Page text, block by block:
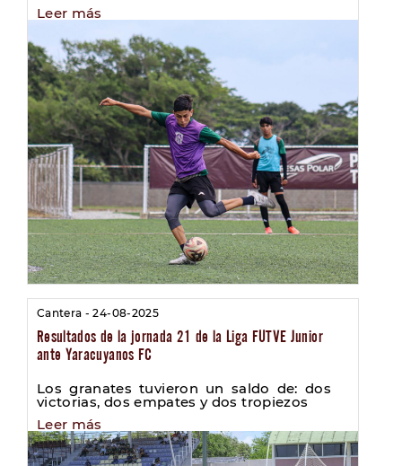
Leer más
Cantera - 24-08-2025
Resultados de la jornada 21 de la Liga FUTVE Junior
ante Yaracuyanos FC
Los granates tuvieron un saldo de: dos
victorias, dos empates y dos tropiezos
Leer más